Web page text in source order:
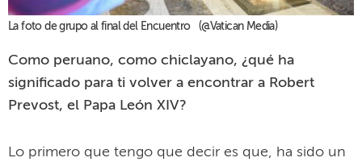
La foto de grupo al final del Encuentro (@Vatican Media)
Como peruano, como chiclayano, ¿qué ha
significado para ti volver a encontrar a Robert
Prevost, el Papa León XIV?
Lo primero que tengo que decir es que, ha sido un